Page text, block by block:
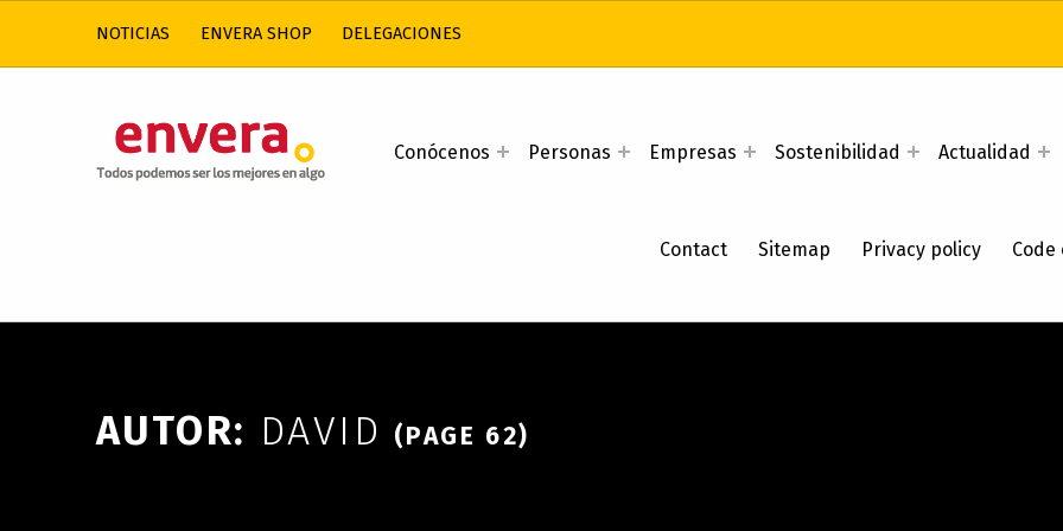
ATENCIÓN A PERSONAS CON DISCAPACIDAD INTELECTUAL
Conócenos Personas Empresas Sostenibilidad Actualidad
Contact Sitemap Privacy policy
NOTICIAS ENVERA SHOP DELEGACIONES
AUTOR: DAVID (PAGE 62)